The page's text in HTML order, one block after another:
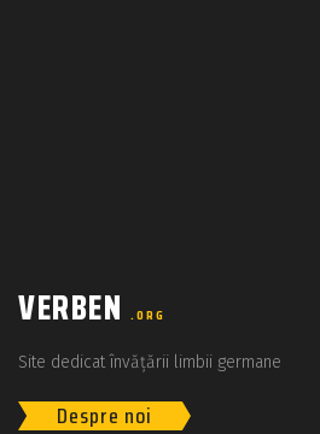
VERBEN .ORG
Site dedicat învățării limbii germane
Despre noi